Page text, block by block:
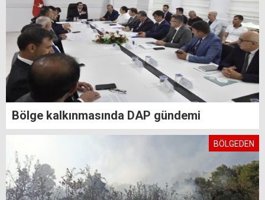
Bölge kalkınmasında DAP gündemi
BÖLGEDEN